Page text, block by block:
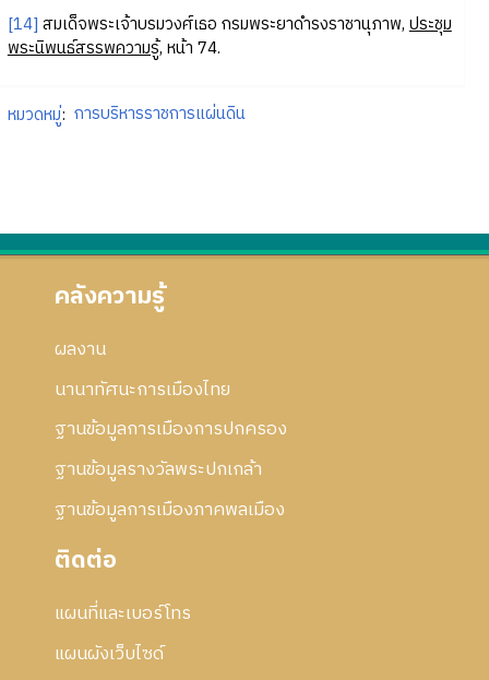
[14] สมเด็จพระเจ้าบรมวงศ์เธอ กรมพระยาดำรงราชานุภาพ,ประชุม
พระนิพนธ์สรรพความรู้, หน้า 74.
หมวดหมู่: การบริหารราชการแผ่นดิน
คลังความรู้
ผลงาน
นานาทัศนะการเมืองไทย
ฐานข้อมูลการเมืองการปกครอง
ฐานข้อมูลรางวัลพระปกเกล้า
ฐานข้อมูลการเมืองภาคพลเมือง
ติดต่อ
แผนที่และเบอร์โทร
แผนผังเว็บไซด์